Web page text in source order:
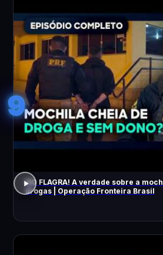
9
NO FLAGRA! A verdade sobre a
drogas | Operação Fronteira Brasil